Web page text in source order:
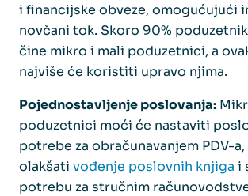
i financijske obveze, omogućujući
novčani tok. Skoro 90%
čine mikro i mali poduzetnici, a
najviše će koristiti upravo njima.
Pojednostavljenje poslovanja:
poduzetnici moći će nastaviti
potrebe za obračunavanjem PDV-
olakšati vođenje poslovnih knjiga i
potrebu za stručnim